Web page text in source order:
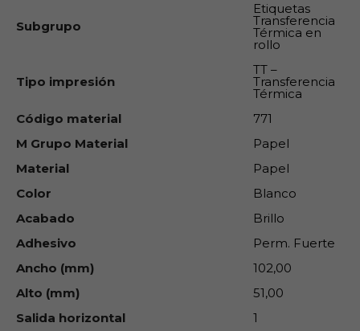
Subgrupo
Etiquetas
Transferencia
Térmica en
rollo
Tipo impresión
TT –
Transferencia
Térmica
Código material
771
M Grupo Material
Papel
Material
Papel
Color
Blanco
Acabado
Brillo
Adhesivo
Perm. Fuerte
Ancho (mm)
102,00
Alto (mm)
51,00
Salida horizontal
1